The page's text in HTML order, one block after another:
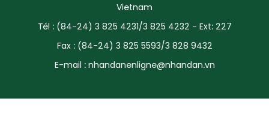
Vietnam
Tél : (84-24) 3 825 4231/3 825 4232 - Ext: 227
Fax : (84-24) 3 825 5593/3 828 9432
E-mail : nhandanenligne@nhandan.vn